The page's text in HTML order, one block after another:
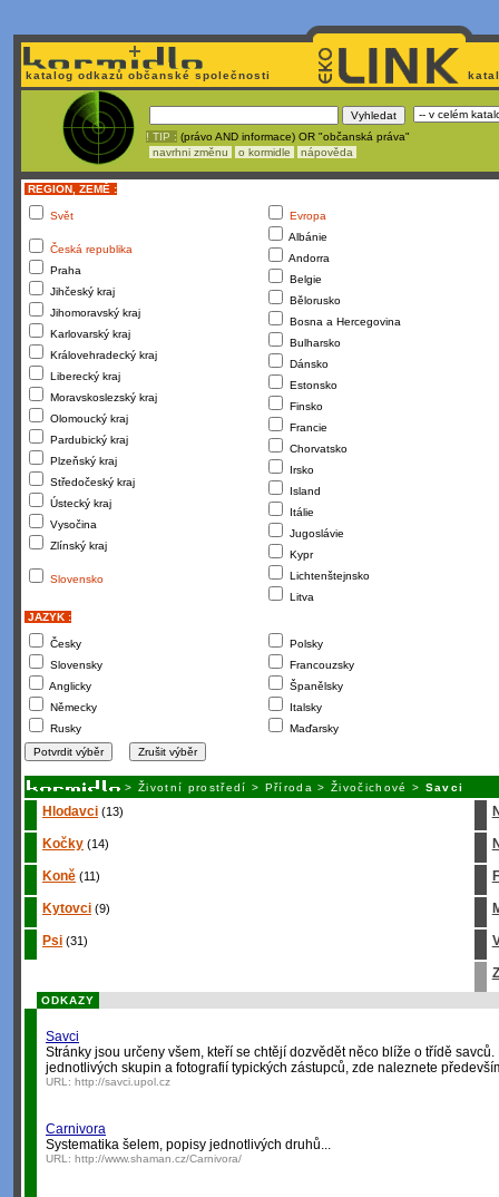
katalog odkazů občanské společnosti
! TIP : (právo AND informace) OR "občanská práva"
navrhni změnu
o kormidle nápověda
REGION, ZEMĚ :
Svět
Česká republika
Praha
Jihčeský kraj
Jihomoravský kraj
Karlovarský kraj
Královehradecký kraj
Liberecký kraj
Moravskoslezský kraj
Olomoucký kraj
Pardubický kraj
Plzeňský kraj
Středočeský kraj
Ústecký kraj
Vysočina
Zlínský kraj
Slovensko
Evropa
Albánie
Andorra
Belgie
Bělorusko
Bosna a Hercegovina
Bulharsko
Dánsko
Estonsko
Finsko
Francie
Chorvatsko
Irsko
Island
Itálie
Jugoslávie
Kypr
Lichtenštejnsko
Litva
JAZYK :
Česky
Slovensky
Anglicky
Německy
Rusky
Polsky
Francouzsky
Španělsky
Italsky
Maďarsky
> Životní prostředí > Příroda >Živočichové > Savci
Hlodavci (13)
Kočky (14)
Koně (11)
Kytovci (9)
Psi (31)
ODKAZY
Savci
Stránky jsou určeny všem, kteří se chtějí dozvědět něco blíže o třídě
jednotlivých skupin a fotografií typických zástupců, zde naleznete
URL: http://savci.upol.cz
Carnivora
Systematika šelem, popisy jednotlivých druhů...
URL: http://www.shaman.cz/Carnivora/